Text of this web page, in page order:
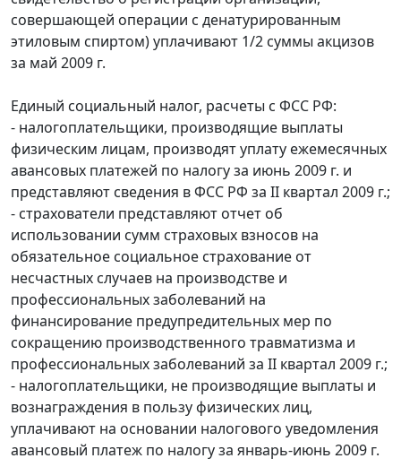
совершающей операции с денатурированным
этиловым спиртом) уплачивают 1/2 суммы акцизов
за май 2009 г.
Единый социальный налог, расчеты с ФСС РФ:
- налогоплательщики, производящие выплаты
физическим лицам, производят уплату ежемесячных
авансовых платежей по налогу за июнь 2009 г. и
представляют сведения в ФСС РФ за II квартал 2009 г.;
- страхователи представляют отчет об
использовании сумм страховых взносов на
обязательное социальное страхование от
несчастных случаев на производстве и
профессиональных заболеваний на
финансирование предупредительных мер по
сокращению производственного травматизма и
профессиональных заболеваний за II квартал 2009 г.;
- налогоплательщики, не производящие выплаты и
вознаграждения в пользу физических лиц,
уплачивают на основании налогового уведомления
авансовый платеж по налогу за январь-июнь 2009 г.